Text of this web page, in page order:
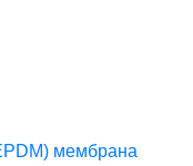
мембрана